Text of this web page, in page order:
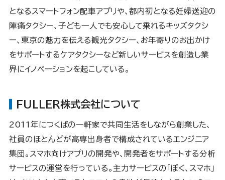
となるスマートフォン配車アプリや、都内初となる妊婦送迎の
陣痛タクシー、子ども一人でも安心して乗れるキッズタクシ
ー、東京の魅力を伝える観光タクシー、お年寄りのお出かけ
をサポートするケアタクシーなど新しいサービスを創造し業
界にイノベーションを起こしている。
FULLER株式会社について
2011年につくばの一軒家で共同生活をしながら創業した、
社員のほとんどが高専出身者で構成されているエンジニア
集団。スマホ向けアプリの開発や、開発者をサポートする分析
サービスの運営を行っている。主力サービスの「ぼく、スマホ」